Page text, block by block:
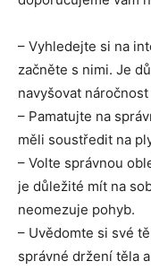
– Vyhledejte si na
začněte s nimi. Je
navyšovat
– Pamatujte na
měli soustředit na
– Volte správnou
je důležité mít na
neomezuje pohyb.
– Uvědomte si své
správné držení těla